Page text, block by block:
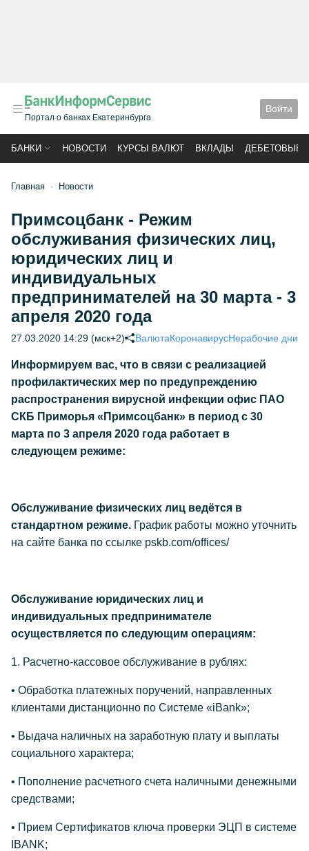
Портал о банках Екатеринбурга
Войти
БАНКИ НОВОСТИ КУРСЫ ВАЛЮТ ВКЛАДЫ ДЕБЕТОВЫЕ
Главная Новости
Примсоцбанк - Режим
обслуживания физических лиц,
юридических лиц и
индивидуальных
предпринимателей на 30 марта - 3
апреля 2020 года
27.03.2020 14:29 (мск+2) ВалютаКоронавирусНерабочие дни
Информируем вас, что в связи c реализацией
профилактических мер по предупреждению
распространения вирусной инфекции офис ПАО
СКБ Приморья «Примсоцбанк» в период с 30
марта по 3 апреля 2020 года работает в
следующем режиме:
Обслуживание физических лиц ведётся в
стандартном режиме. График работы можно уточнить
на сайте банка по ссылке pskb.com/offices/
Обслуживание юридических лиц и
индивидуальных предпринимателе
осуществляется по следующим операциям:
1. Расчетно-кассовое обслуживание в рублях:
• Обработка платежных поручений, направленных
клиентами дистанционно по Системе «iBank»;
• Выдача наличных на заработную плату и выплаты
социального характера;
• Пополнение расчетного счета наличными денежными
средствами;
• Прием Сертификатов ключа проверки ЭЦП в системе
IBANK;